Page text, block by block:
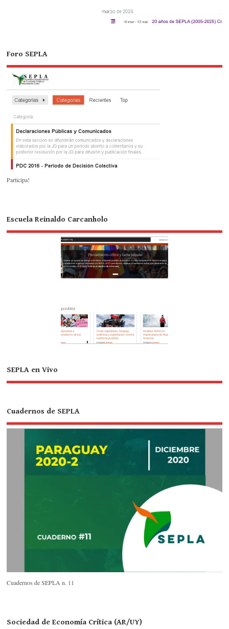
Foro SEPLA
Participa!
Escuela Reinaldo Carcanholo
SEPLA en Vivo
Cuadernos de SEPLA
Cuadernos de SEPLA n. 11
Sociedad de Economía Crítica (AR/UY)